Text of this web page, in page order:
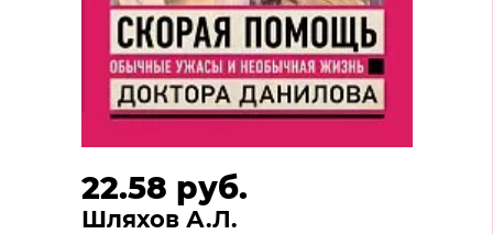
22.58 руб.
Шляхов А.Л.